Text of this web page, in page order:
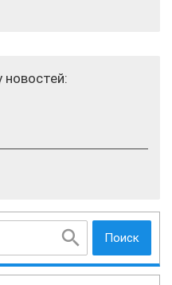
Поиск
новостей: